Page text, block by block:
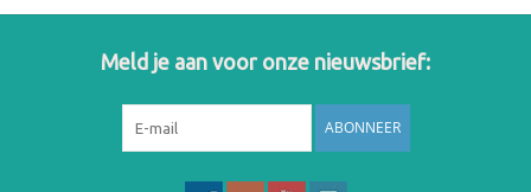
Meld je aan voor onze nieuwsbrief:
ABONNEER